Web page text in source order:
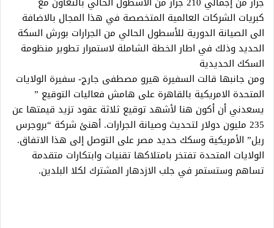
كبريات الشركات العالمية المتخصصة في هذا المجال بالاضافة
الى الصيانة الدورية للأسطول الحالي من الجرارات بورش السكة
الحديد وذلك في اطار الخطة الشاملة لاستمرار تطوير منظومة
السكك الحديدية
ومن جانبها قالت السفيرة هيرو مصطفى جارج- سفيرة الولايات
المتحدة الامريكية بالقاهرة على هامش فعاليات التوقيع ”
يسعدني أن أكون هنا لأشهد توقيع ثلاثة عقود تزيد قيمتها عن
235 مليون دولار لتحديث وصيانة الجرارات. أهنئ شركة “بروجرس
ريل” الأمريكية وسكك حديد مصر على التوصل إلى هذا الاتفاق.
الولايات المتحدة تفتخر بامتلاكها تقنيات وابتكارات متقدمة
تساهم وستستمر في جلب الازدهار المشترك لكلا البلدين.